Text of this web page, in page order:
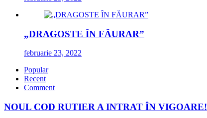
„DRAGOSTE ÎN FĂURAR”
februarie 23, 2022
Popular
Recent
Comment
NOUL COD RUTIER A INTRAT ÎN VIGOARE!